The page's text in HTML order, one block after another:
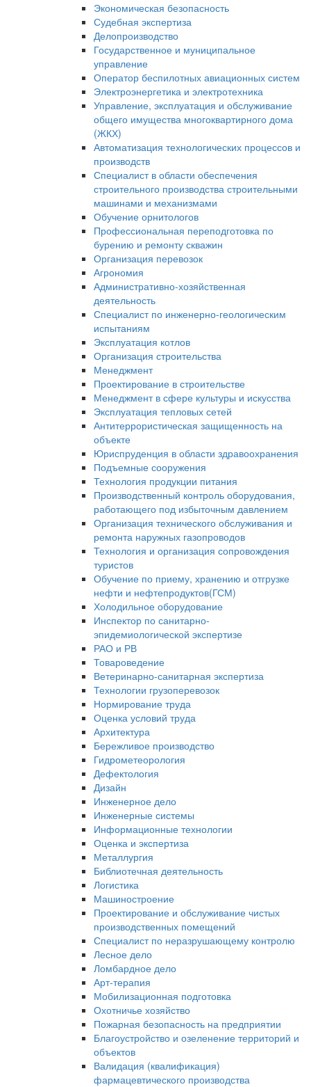
Экономическая безопасность
Судебная экспертиза
Делопроизводство
Государственное и муниципальное
управление
Оператор беспилотных авиационных систем
Электроэнергетика и электротехника
Управление, эксплуатация и обслуживание
общего имущества многоквартирного дома
(ЖКХ)
Автоматизация технологических процессов и
производств
Специалист в области обеспечения
строительного производства строительными
машинами и механизмами
Обучение орнитологов
Профессиональная переподготовка по
бурению и ремонту скважин
Организация перевозок
Агрономия
Административно-хозяйственная
деятельность
Специалист по инженерно-геологическим
испытаниям
Эксплуатация котлов
Организация строительства
Менеджмент
Проектирование в строительстве
Менеджмент в сфере культуры и искусства
Эксплуатация тепловых сетей
Антитеррористическая защищенность на
объекте
Юриспруденция в области здравоохранения
Подъемные сооружения
Технология продукции питания
Производственный контроль оборудования,
работающего под избыточным давлением
Организация технического обслуживания и
ремонта наружных газопроводов
Технология и организация сопровождения
туристов
Обучение по приему, хранению и отгрузке
нефти и нефтепродуктов(ГСМ)
Холодильное оборудование
Инспектор по санитарно-
эпидемиологической экспертизе
РАО и РВ
Товароведение
Ветеринарно-санитарная экспертиза
Технологии грузоперевозок
Нормирование труда
Оценка условий труда
Архитектура
Бережливое производство
Гидрометеорология
Дефектология
Дизайн
Инженерное дело
Инженерные системы
Информационные технологии
Оценка и экспертиза
Металлургия
Библиотечная деятельность
Логистика
Машиностроение
Проектирование и обслуживание чистых
производственных помещений
Специалист по неразрушающему контролю
Лесное дело
Ломбардное дело
Арт-терапия
Мобилизационная подготовка
Охотничье хозяйство
Пожарная безопасность на предприятии
Благоустройство и озеленение территорий и
объектов
Валидация (квалификация)
фармацевтического производства